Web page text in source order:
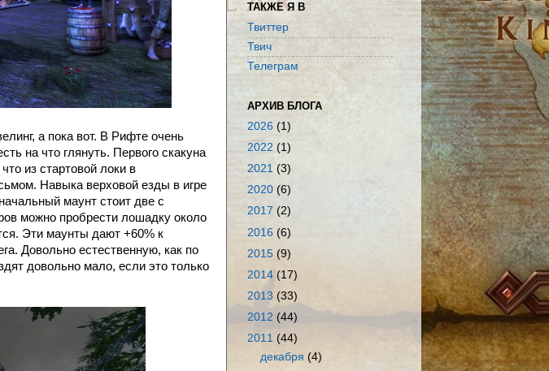
а пока вот. В Рифте очень
на что глянуть. Первого скакуна
из стартовой локи в
Навыка верховой езды в игре
маунт стоит две с
можно пробрести лошадку около
Эти маунты дают +60% к
Довольно естественную, как по
довольно мало, если это только
ТАКЖЕ Я В
Твиттер
Твич
Телеграм
АРХИВ БЛОГА
2026 (1)
2022 (1)
2021 (3)
2020 (6)
2017 (2)
2016 (6)
2015 (9)
2014 (17)
2013 (33)
2012 (44)
2011 (44)
декабря (4)